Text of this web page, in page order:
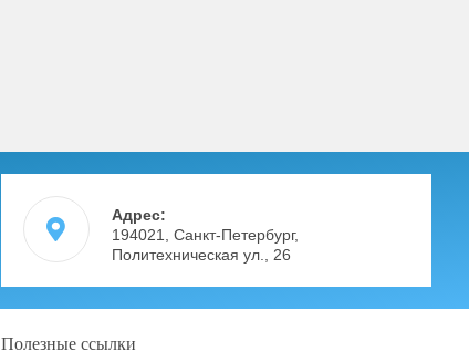
Адрес:
194021, Санкт-Петербург,
Политехническая ул., 26
Полезные ссылки